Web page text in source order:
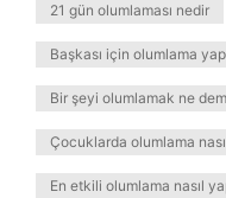
21 gün olumlaması nedir
Başkası için olumlama
Bir şeyi olumlamak ne
Çocuklarda olumlama
En etkili olumlama nasıl